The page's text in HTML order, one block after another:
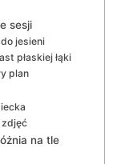
sesji
jesieni
płaskiej łąki
plan
zdjęć
na tle